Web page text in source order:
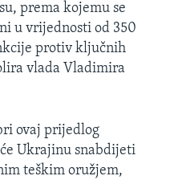
prema kojemu se
u vrijednosti od 350
protiv ključnih
vlada Vladimira
ovaj prijedlog
Ukrajinu snabdijeti
teškim oružjem,